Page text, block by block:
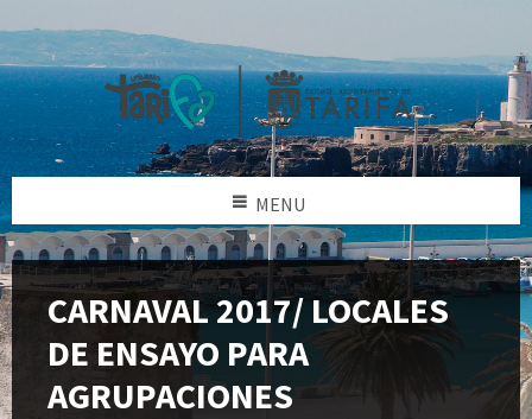
MENU
CARNAVAL 2017/ LOCALES
DE ENSAYO PARA
AGRUPACIONES